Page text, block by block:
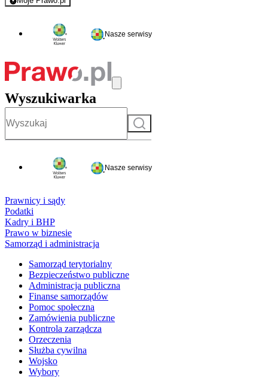
- rejestracja i logowanie do serwisu
Nasze serwisy
Wyszukiwarka
Szukaj
Nasze serwisy
Prawnicy i sądy
Podatki
Kadry i BHP
Prawo w biznesie
Samorząd i administracja
Samorząd terytorialny
Bezpieczeństwo publiczne
Administracja publiczna
Finanse samorządów
Pomoc społeczna
Zamówienia publiczne
Kontrola zarządcza
Orzeczenia
Służba cywilna
Wojsko
Wybory